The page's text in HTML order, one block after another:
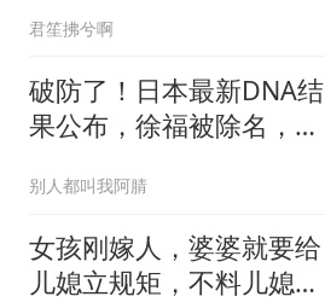
君笙拂兮啊
破防了！日本最新DNA结
果公布，徐福被除名，祖
别人都叫我阿腈
女孩刚嫁人，婆婆就要给
儿媳立规矩，不料儿媳不